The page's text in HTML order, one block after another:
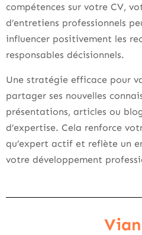
compétences sur votre CV,
d’entretiens professionnels
influencer positivement les
responsables décisionnels.
Une stratégie efficace pour
partager ses nouvelles
présentations, articles ou
d’expertise. Cela renforce
qu’expert actif et reflète un
votre développement